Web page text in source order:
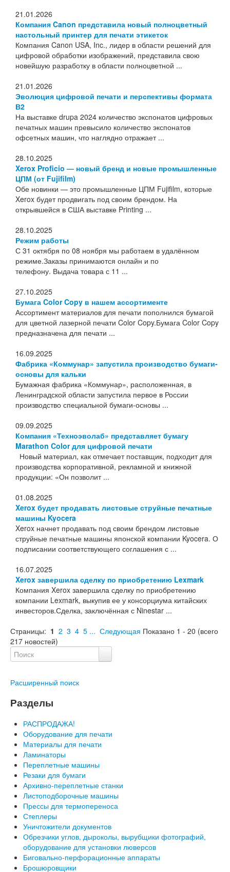
21.01.2026
Компания Canon представила новый полноцветный
настольный принтер для печати этикеток
Компания Canon USA, Inc., лидер в области решений для
цифровой обработки изображений, представила свою
новейшую разработку в области полноцветной ...
21.01.2026
Эволюция цифровой печати и перспективы формата
В2
На выставке drupa 2024 количество экспонатов цифровых
печатных машин превысило количество экспонатов
офсетных машин, что наглядно отражает ...
28.10.2025
Xerox Proficio — новый бренд и новые промышленные
ЦПМ (от Fujifilm)
Обе новинки — это промышленные ЦПМ Fujifilm, которые
Xerox будет продвигать под своим брендом. На
открывшейся в США выставке Printing ...
28.10.2025
Режим работы
С 31 октября по 08 ноября мы работаем в удалённом
режиме.Заказы принимаются онлайн и по
телефону. Выдача товара с 11 ...
27.10.2025
Бумага Color Copy в нашем ассортименте
Ассортимент материалов для печати пополнился бумагой
для цветной лазерной печати Color Copy.Бумага Color Copy
предназначена для печати ...
16.09.2025
Фабрика «Коммунар» запустила производство бумаги-
основы для кальки
Бумажная фабрика «Коммунар», расположенная, в
Ленинградской области запустила первое в России
производство специальной бумаги-основы ...
09.09.2025
Компания «Техноэволаб» представляет бумагу
Marathon Color для цифровой печати
Новый материал, как отмечает поставщик, подходит для
производства корпоративной, рекламной и книжной
продукции: «Он позволит ...
01.08.2025
Xerox будет продавать листовые струйные печатные
машины Kyocera
Xerox начнет продавать под своим брендом листовые
струйные печатные машины японской компании Kyocera. О
подписании соответствующего соглашения с ...
16.07.2025
Xerox завершила сделку по приобретению Lexmark
Компания Xerox завершила сделку по приобретению
компании Lexmark, выкупив ее у консорциума китайских
инвесторов.Сделка, заключённая с Ninestar ...
Страницы: 1 2 3 4 5 ... Следующая Показано 1 - 20 (всего
217 новостей)
Расширенный поиск
Разделы
РАСПРОДАЖА!
Оборудование для печати
Материалы для печати
Ламинаторы
Переплетные машины
Резаки для бумаги
Архивно-переплетные станки
Листоподборочные машины
Прессы для термопереноса
Степлеры
Уничтожители документов
Обрезчики углов, дыроколы, вырубщики фотографий,
оборудование для установки люверсов
Биговально-перфорационные аппараты
Брошюровщики